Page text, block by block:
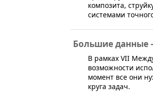
композита,
системами
Большие
​В рамках VII
возможности
момент все они
круга задач.